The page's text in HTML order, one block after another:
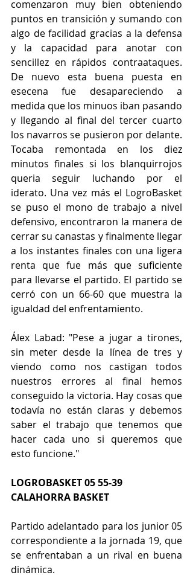
comenzaron muy bien obteniendo
puntos en transición y sumando con
algo de facilidad gracias a la defensa
y la capacidad para anotar con
sencillez en rápidos contraataques.
De nuevo esta buena puesta en
esecena fue desapareciendo a
medida que los minuos iban pasando
y llegando al final del tercer cuarto
los navarros se pusieron por delante.
Tocaba remontada en los diez
minutos finales si los blanquirrojos
queria seguir luchando por el
iderato. Una vez más el LogroBasket
se puso el mono de trabajo a nivel
defensivo, encontraron la manera de
cerrar su canastas y finalmente llegar
a los instantes finales con una ligera
renta que fue más que suficiente
para llevarse el partido. El partido se
cerró con un 66-60 que muestra la
igualdad del enfrentamiento.
Álex Labad: "Pese a jugar a tirones,
sin meter desde la línea de tres y
viendo como nos castigan todos
nuestros errores al final hemos
conseguido la victoria. Hay cosas que
todavía no están claras y debemos
saber el trabajo que tenemos que
hacer cada uno si queremos que
esto funcione."
LOGROBASKET 05 55-39
CALAHORRA BASKET
Partido adelantado para los junior 05
correspondiente a la jornada 19, que
se enfrentaban a un rival en buena
dinámica.